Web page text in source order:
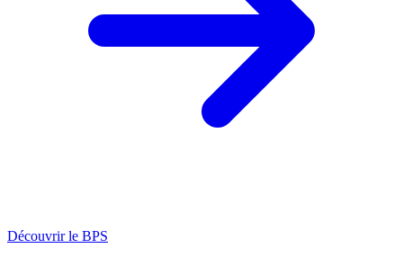
Découvrir le BPS